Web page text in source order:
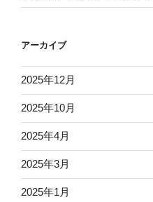
アーカイブ
2025年12月
2025年10月
2025年4月
2025年3月
2025年1月